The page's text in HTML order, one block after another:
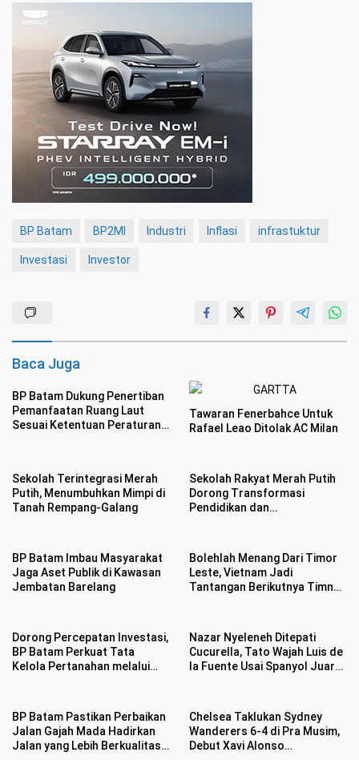
BP Batam BP2MI Industri Inflasi infrastuktur
Investasi Investor
Baca Juga
BP Batam Dukung Penertiban
Pemanfaatan Ruang Laut
Sesuai Ketentuan Peraturan
Tawaran Fenerbahce Untuk
Rafael Leao Ditolak AC Milan
Sekolah Terintegrasi Merah
Putih, Menumbuhkan Mimpi di
Tanah Rempang-Galang
Sekolah Rakyat Merah Putih
Dorong Transformasi
Pendidikan dan
BP Batam Imbau Masyarakat
Jaga Aset Publik di Kawasan
Jembatan Barelang
Bolehlah Menang Dari Timor
Leste, Vietnam Jadi
Tantangan Berikutnya Timnas
Dorong Percepatan Investasi,
BP Batam Perkuat Tata
Kelola Pertanahan melalui
Nazar Nyeleneh Ditepati
Cucurella, Tato Wajah Luis de
la Fuente Usai Spanyol Juara
BP Batam Pastikan Perbaikan
Jalan Gajah Mada Hadirkan
Jalan yang Lebih Berkualitas
Chelsea Taklukan Sydney
Wanderers 6-4 di Pra Musim,
Debut Xavi Alonso